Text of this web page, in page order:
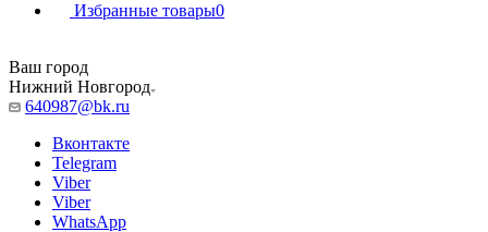
Избранные товары0
Ваш город
Нижний Новгород
640987@bk.ru
Вконтакте
Telegram
Viber
Viber
WhatsApp